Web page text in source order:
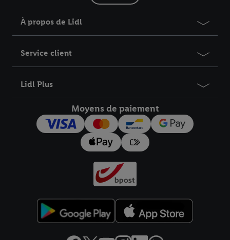
À propos de Lidl
Service client
Lidl Plus
Moyens de paiement